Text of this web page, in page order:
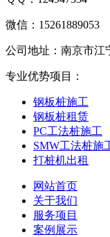
微信：15261889053
公司地址：南京市江
专业优势项目：
钢板桩施工
钢板桩租赁
PC工法桩施工
SMW工法桩施
打桩机出租
网站首页
关于我们
服务项目
案例展示